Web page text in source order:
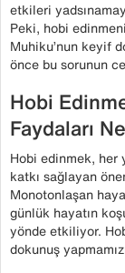
etkileri
Peki, hobi
Muhiku’nun keyif
önce bu sorunun
Hobi
Faydaları
Hobi edinmek, her
katkı sağlayan
Monotonlaşan
günlük hayatın
yönde etkiliyor.
dokunuş